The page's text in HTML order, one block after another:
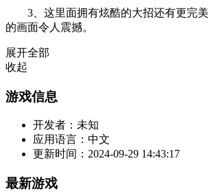
3、这里面拥有炫酷的大招还有更完美
的画面令人震撼。
展开全部
收起
游戏信息
开发者： 未知
应用语言： 中文
更新时间： 2024-09-29 14:43:17
最新游戏